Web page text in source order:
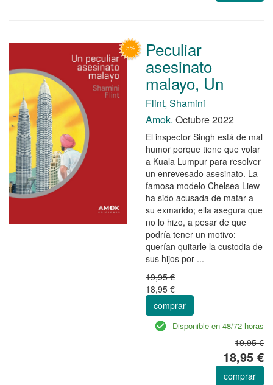
Peculiar
asesinato
malayo, Un
Flint, Shamini
Amok. Octubre 2022
El inspector Singh está de mal
humor porque tiene que volar
a Kuala Lumpur para resolver
un enrevesado asesinato. La
famosa modelo Chelsea Liew
ha sido acusada de matar a
su exmarido; ella asegura que
no lo hizo, a pesar de que
podría tener un motivo:
querían quitarle la custodia de
sus hijos por ...
19,95 €
18,95 €
comprar
Disponible en 48/72 horas
19,95 €
18,95 €
comprar